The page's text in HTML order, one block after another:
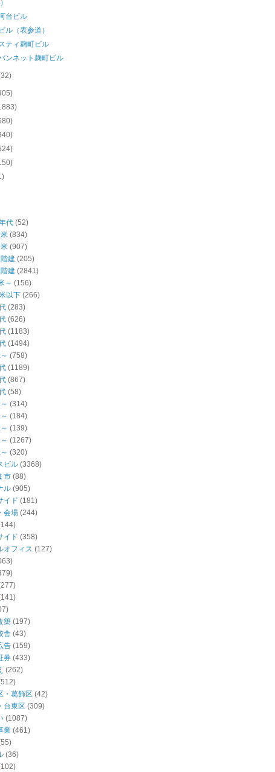
台ビル
ル（表参道）
ティ麹町ビル
ンネット麹町ビル
代 (52)
(834)
(907)
建 (205)
建 (2841)
～ (156)
以下 (266)
(283)
(626)
(1183)
(1494)
(758)
(1189)
(867)
(58)
(314)
(184)
(139)
(1267)
(320)
ビル (3368)
市 (88)
ル (905)
イド (181)
会場 (244)
イド (358)
オフィス (127)
築 (197)
舎 (43)
告 (159)
券 (433)
(262)
・葛飾区 (42)
台東区 (309)
(1087)
業 (461)
(36)